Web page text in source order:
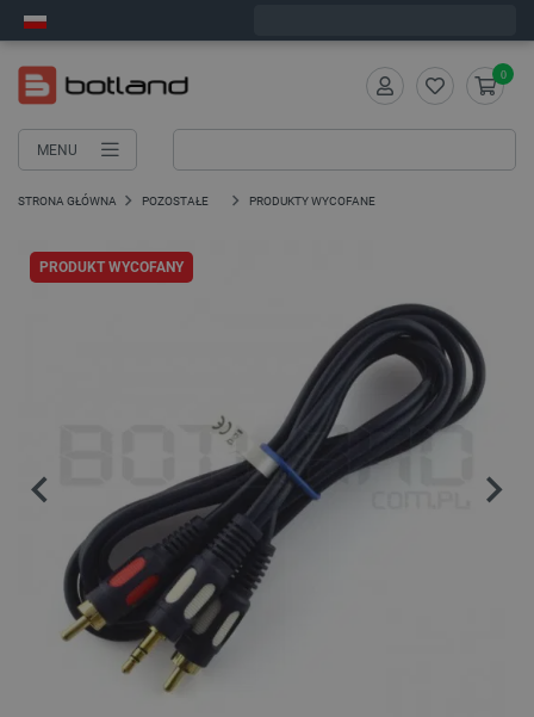
MENU
0
STRONA GŁÓWNA POZOSTAŁE PRODUKTY WYCOFANE
PRODUKT WYCOFANY